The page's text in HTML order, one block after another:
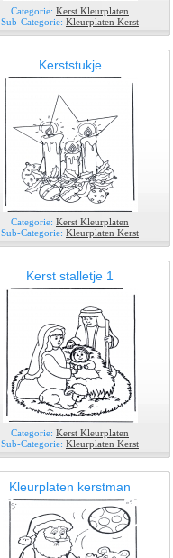
Categorie: Kerst Kleurplaten
Sub-Categorie: Kleurplaten Kerst
Kerststukje
Categorie: Kerst Kleurplaten
Sub-Categorie: Kleurplaten Kerst
Kerst stalletje 1
Categorie: Kerst Kleurplaten
Sub-Categorie: Kleurplaten Kerst
Kleurplaten kerstman